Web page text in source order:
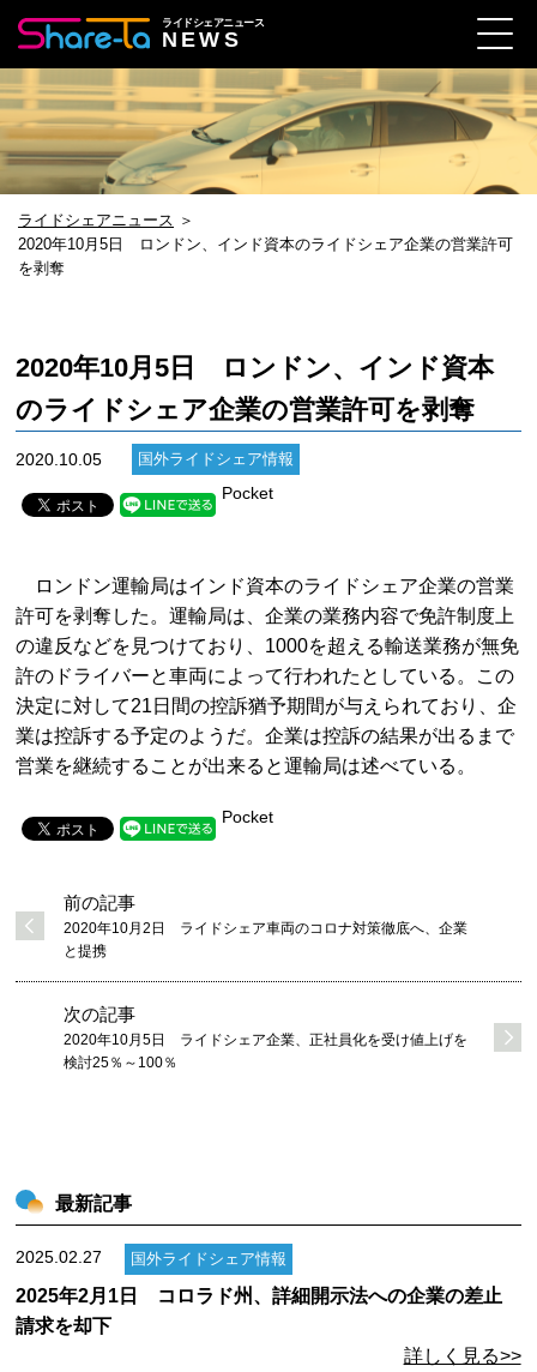
ライドシェアニュース
NEWS
ライドシェアニュース ＞
2020年10月5日 ロンドン、インド資本のライドシェア企業の営業許可
を剥奪
2020年10月5日 ロンドン、インド資本
のライドシェア企業の営業許可を剥奪
2020.10.05 国外ライドシェア情報
Pocket
ロンドン運輸局はインド資本のライドシェア企業の営業
許可を剥奪した。運輸局は、企業の業務内容で免許制度上
の違反などを見つけており、1000を超える輸送業務が無免
許のドライバーと車両によって行われたとしている。この
決定に対して21日間の控訴猶予期間が与えられており、企
業は控訴する予定のようだ。企業は控訴の結果が出るまで
営業を継続することが出来ると運輸局は述べている。
Pocket
前の記事
2020年10月2日 ライドシェア車両のコロナ対策徹底へ、企業
と提携
次の記事
2020年10月5日 ライドシェア企業、正社員化を受け値上げを
検討25％～100％
最新記事
2025.02.27 国外ライドシェア情報
2025年2月1日 コロラド州、詳細開示法への企業の差止
請求を却下
詳しく見る>>